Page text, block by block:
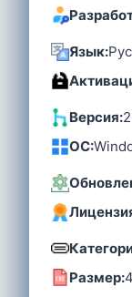
Язык:
Версия:
OC:
Размер: